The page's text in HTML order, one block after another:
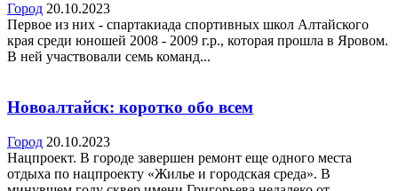
Город 20.10.2023
Первое из них - спартакиада спортивных школ Алтайского
края среди юношей 2008 - 2009 г.р., которая прошла в Яровом.
В ней участвовали семь команд...
Новоалтайск: коротко обо всем
Город 20.10.2023
Нацпроект. В городе завершен ремонт еще одного места
отдыха по нацпроекту «Жилье и городская среда». В